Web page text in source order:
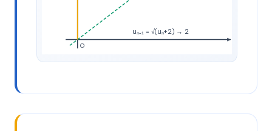
O
uₙ₊₁ = √(uₙ+2) → 2